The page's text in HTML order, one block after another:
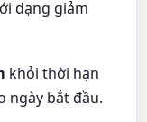
dạng giảm
khỏi thời hạn
ngày bắt đầu.